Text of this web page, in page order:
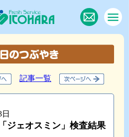
記事一覧
ジェオスミン」検査結果